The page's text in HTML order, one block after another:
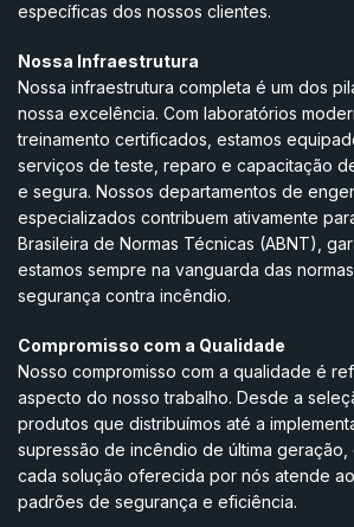
específicas dos nossos clientes.
Nossa Infraestrutura
Nossa infraestrutura completa é um dos
nossa excelência. Com laboratórios
treinamento certificados, estamos
serviços de teste, reparo e capacitação
e segura. Nossos departamentos de
especializados contribuem ativamente
Brasileira de Normas Técnicas (ABNT),
estamos sempre na vanguarda das
segurança contra incêndio.
Compromisso com a Qualidade
Nosso compromisso com a qualidade é
aspecto do nosso trabalho. Desde a
produtos que distribuímos até a
supressão de incêndio de última geração,
cada solução oferecida por nós atende
padrões de segurança e eficiência.